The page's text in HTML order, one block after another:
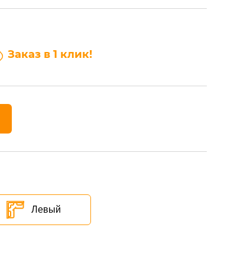
Заказ в 1 клик!
Левый